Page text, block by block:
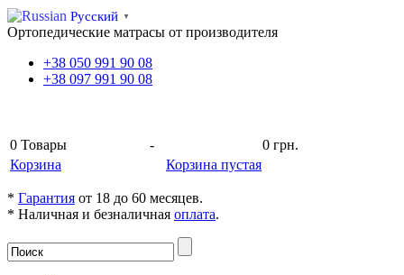
Русский ▼
Ортопедические матрасы от производителя
+38 050 991 90 08
+38 097 991 90 08
0 Товары -
0 грн.
Корзина
Корзина пустая
* Гарантия от 18 до 60 месяцев.
* Наличная и безналичная оплата.